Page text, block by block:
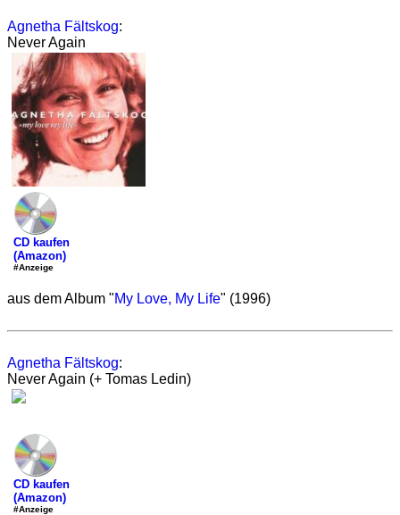
Agnetha Fältskog:
Never Again
CD kaufen
(Amazon)
#Anzeige
aus dem Album "My Love, My Life" (1996)
Agnetha Fältskog:
Never Again (+ Tomas Ledin)
CD kaufen
(Amazon)
#Anzeige